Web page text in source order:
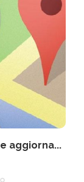
aggiorna...